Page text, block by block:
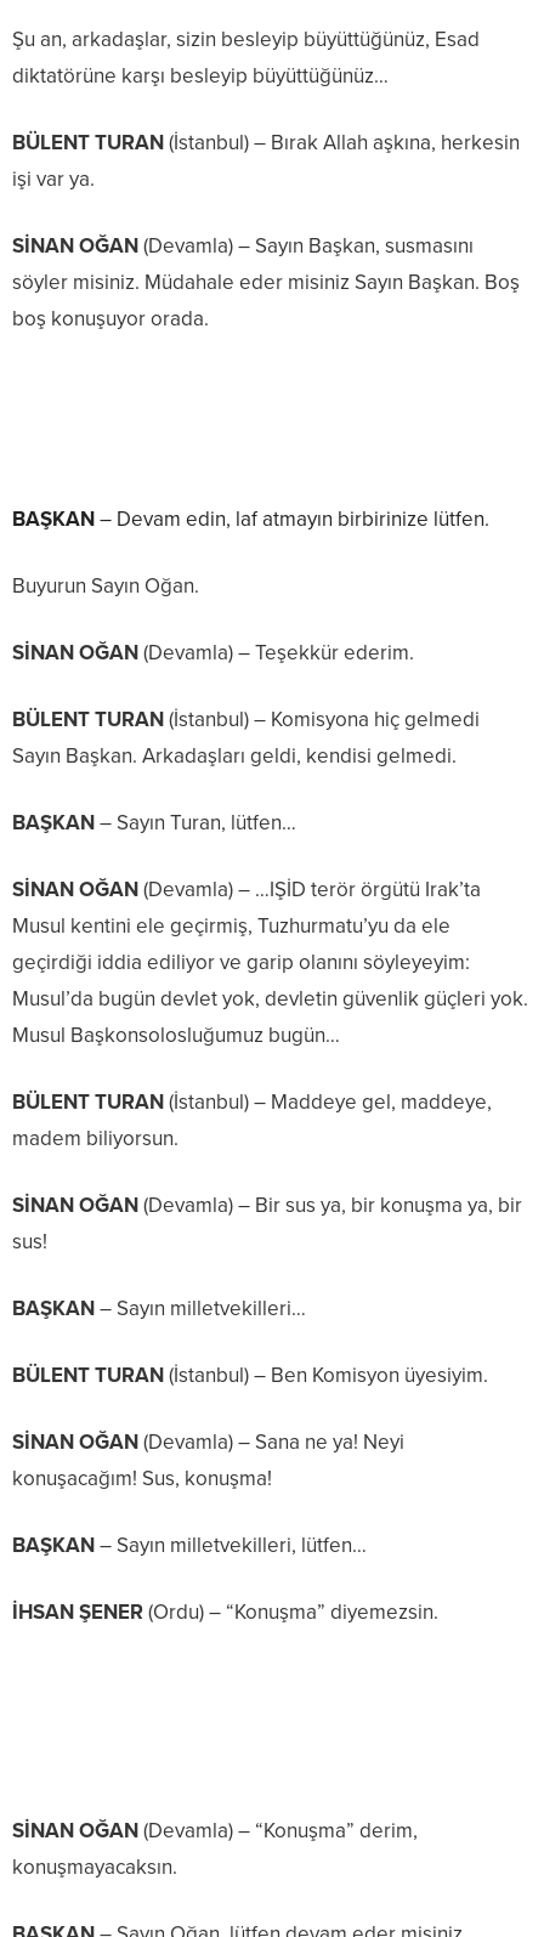
Şu an, arkadaşlar, sizin besleyip büyüttüğünüz, Esad
diktatörüne karşı besleyip büyüttüğünüz…
BÜLENT TURAN(İstanbul) – Bırak Allah aşkına, herkesin
işi var ya.
SİNAN OĞAN(Devamla) – Sayın Başkan, susmasını
söyler misiniz. Müdahale eder misiniz Sayın Başkan. Boş
boş konuşuyor orada.
BAŞKAN– Devam edin, laf atmayın birbirinize lütfen.
Buyurun Sayın Oğan.
SİNAN OĞAN(Devamla) – Teşekkür ederim.
BÜLENT TURAN(İstanbul) – Komisyona hiç gelmedi
Sayın Başkan. Arkadaşları geldi, kendisi gelmedi.
BAŞKAN– Sayın Turan, lütfen…
SİNAN OĞAN(Devamla) – …IŞİD terör örgütü Irak’ta
Musul kentini ele geçirmiş, Tuzhurmatu’yu da ele
geçirdiği iddia ediliyor ve garip olanını söyleyeyim:
Musul’da bugün devlet yok, devletin güvenlik güçleri yok.
Musul Başkonsolosluğumuz bugün…
BÜLENT TURAN(İstanbul) – Maddeye gel, maddeye,
madem biliyorsun.
SİNAN OĞAN(Devamla) – Bir sus ya, bir konuşma ya, bir
sus!
BAŞKAN– Sayın milletvekilleri…
BÜLENT TURAN(İstanbul) – Ben Komisyon üyesiyim.
SİNAN OĞAN(Devamla) – Sana ne ya! Neyi
konuşacağım! Sus, konuşma!
BAŞKAN– Sayın milletvekilleri, lütfen…
İHSAN ŞENER(Ordu) – “Konuşma” diyemezsin.
SİNAN OĞAN(Devamla) – “Konuşma” derim,
konuşmayacaksın.